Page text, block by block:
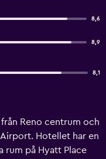
8,6
8,9
8,1
Reno centrum och
Hotellet har en
rum på Hyatt Place